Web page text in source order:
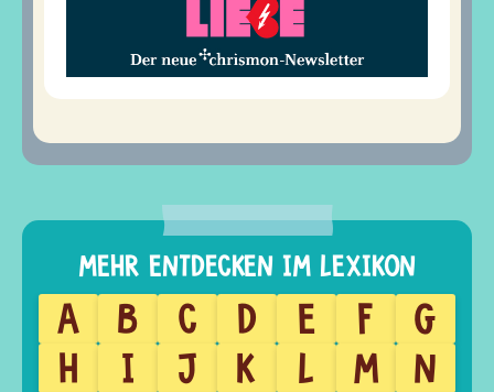
A B C D E F
G
H
I J K L M
N